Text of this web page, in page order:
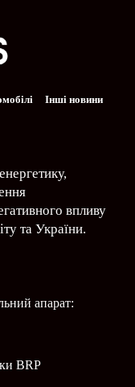
Інші новини
впливу
та України.
апарат:
BRP